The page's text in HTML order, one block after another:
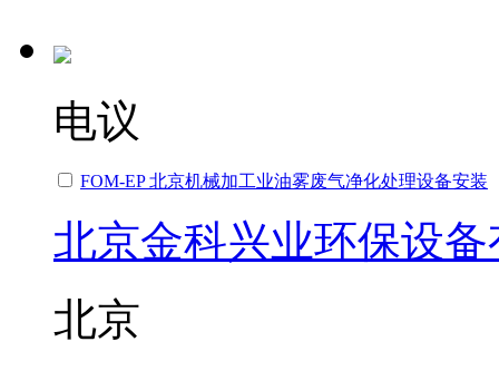
电议
FOM-EP 北京机械加工业油雾废气净化处理设备安装
北京金科兴业环保设
北京